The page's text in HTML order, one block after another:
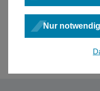
Nur